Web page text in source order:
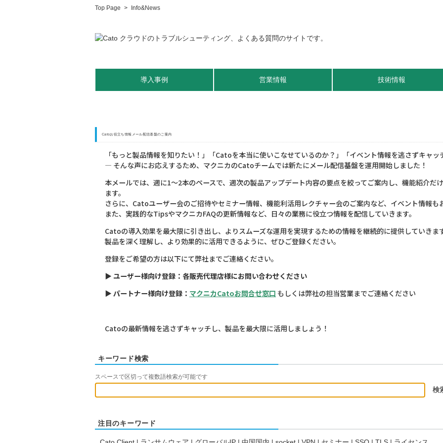
Top Page > Info&News
導入事例 営業情報 技術情報
Catoお役立ち情報メール配信基盤のご案内
「もっと製品情報を知りたい！」「Catoを本当に使いこなせているのか？」「イベント情報を逃さずキャッ
— そんな声にお応えするため、マクニカのCatoチームでは新たにメール配信基盤を運用開始しました！
本メールでは、週に1～2本のペースで、週次の製品アップデート内容の要点を絞ってご案内し、機能紹介だ
ます。
さらに、Catoユーザー会のご招待やセミナー情報、機能利活用レクチャー会のご案内など、イベント情報も
また、実践的なTipsやマクニカFAQの更新情報など、日々の業務に役立つ情報を配信していきます。
Catoの導入効果を最大限に引き出し、よりスムーズな運用を実現するための情報を継続的に提供していきま
製品を深く理解し、より効果的に活用できるように、ぜひご登録ください。
登録をご希望の方は以下にて弊社までご連絡ください。
▶ ユーザー様向け登録：各販売代理店様にお問い合わせください
▶ パートナー様向け登録： マクニカCatoお問合せ窓口 もしくは弊社の担当営業までご連絡ください
Catoの最新情報を逃さずキャッチし、製品を最大限に活用しましょう！
キーワード検索
スペースで区切って複数語検索が可能です
注目のキーワード